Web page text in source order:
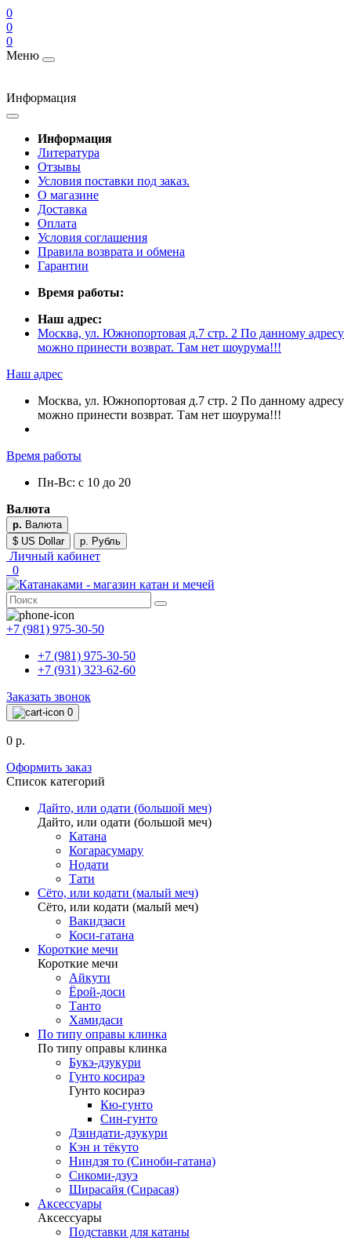
0
0
0
Меню
Информация
Информация
Литература
Отзывы
Условия поставки под заказ.
О магазине
Доставка
Оплата
Условия соглашения
Правила возврата и обмена
Гарантии
Время работы:
Наш адрес:
Москва, ул. Южнопортовая д.7 стр. 2 По данному адресу
можно принести возврат. Там нет шоурума!!!
Наш адрес
Москва, ул. Южнопортовая д.7 стр. 2 По данному адресу
можно принести возврат. Там нет шоурума!!!
Время работы
Пн-Вс: с 10 до 20
Валюта
р. Валюта
$ US Dollar
р. Рубль
Личный кабинет
0
+7 (981) 975-30-50
+7 (981) 975-30-50
+7 (931) 323-62-60
Заказать звонок
0
0 р.
Оформить заказ
Список категорий
Дайто, или одати (большой меч)
Дайто, или одати (большой меч)
Катана
Когарасумару
Нодати
Тати
Сёто, или кодати (малый меч)
Сёто, или кодати (малый меч)
Вакидзаси
Коси-гатана
Короткие мечи
Короткие мечи
Айкути
Ёрой-доси
Танто
Хамидаси
По типу оправы клинка
По типу оправы клинка
Букэ-дзукури
Гунто косираэ
Гунто косираэ
Кю-гунто
Син-гунто
Дзиндати-дзукури
Кэн и тёкуто
Ниндзя то (Синоби-гатана)
Сикоми-дзуэ
Ширасайя (Сирасая)
Аксессуары
Аксессуары
Подставки для катаны